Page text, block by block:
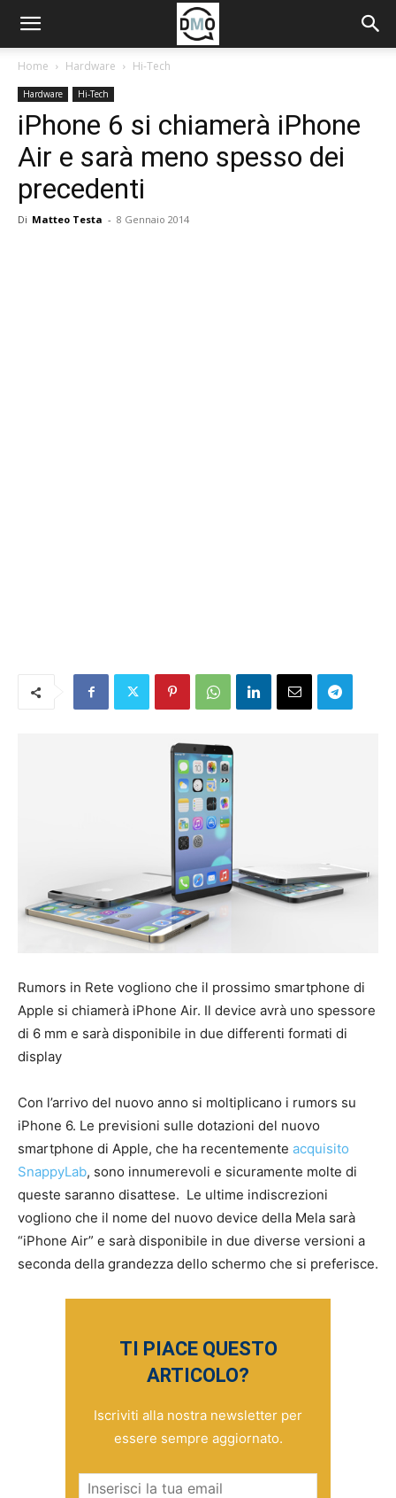
Home Hardware Hi-Tech
Hardware Hi-Tech
iPhone 6 si chiamerà iPhone
Air e sarà meno spesso dei
precedenti
Di Matteo Testa - 8 Gennaio 2014
Rumors in Rete vogliono che il prossimo smartphone di
Apple si chiamerà iPhone Air. Il device avrà uno spessore
di 6 mm e sarà disponibile in due differenti formati di
display
Con l’arrivo del nuovo anno si moltiplicano i rumors su
iPhone 6. Le previsioni sulle dotazioni del nuovo
smartphone di Apple, che ha recentemente acquisito
SnappyLab, sono innumerevoli e sicuramente molte di
queste saranno disattese. Le ultime indiscrezioni
vogliono che il nome del nuovo device della Mela sarà
“iPhone Air” e sarà disponibile in due diverse versioni a
seconda della grandezza dello schermo che si preferisce.
TI PIACE QUESTO
ARTICOLO?
Iscriviti alla nostra newsletter per
essere sempre aggiornato.